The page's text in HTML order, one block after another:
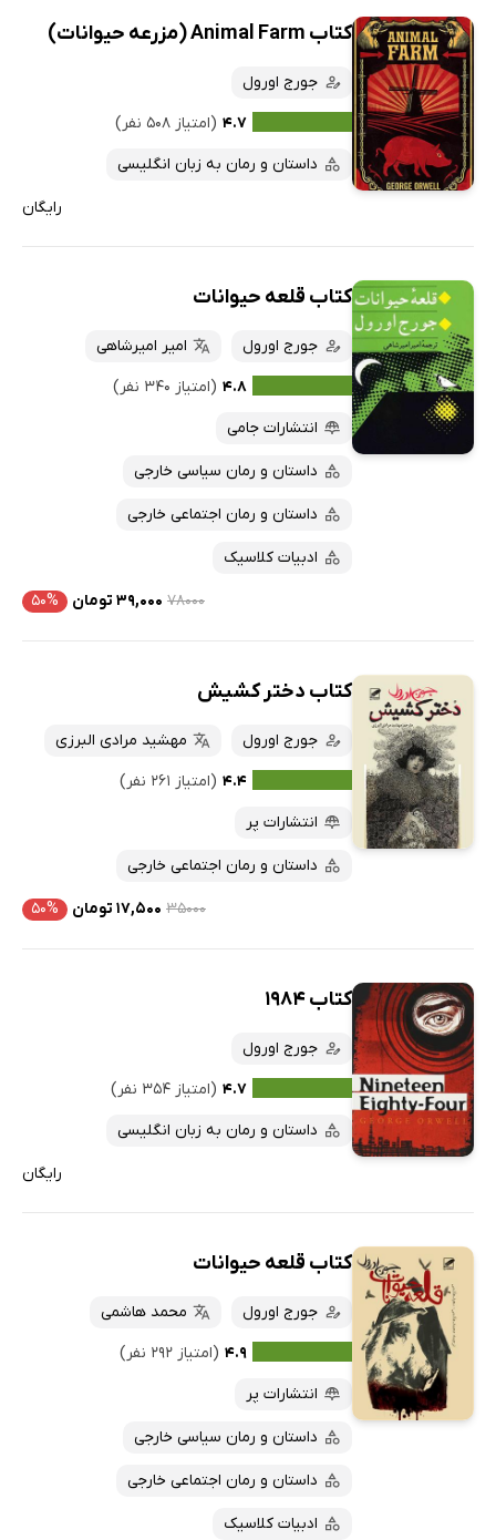
کتاب Animal Farm (مزرعه حیوانات)
جورج اورول
۴.۷ (امتیاز ۵۰۸ نفر)
داستان و رمان به زبان انگلیسی
رایگان
کتاب قلعه حیوانات
جورج اورول
امیر امیرشاهی
۴.۸ (امتیاز ۳۴۰ نفر)
انتشارات جامی
داستان و رمان سیاسی خارجی
داستان و رمان اجتماعی خارجی
ادبیات کلاسیک
۷۸۰۰۰ ۳۹,۰۰۰ تومان ۵۰%
کتاب دختر کشیش
جورج اورول
مهشید مرادی البرزی
۴.۴ (امتیاز ۲۶۱ نفر)
انتشارات پر
داستان و رمان اجتماعی خارجی
۳۵۰۰۰ ۱۷,۵۰۰ تومان ۵۰%
کتاب 1984
جورج اورول
۴.۷ (امتیاز ۳۵۴ نفر)
داستان و رمان به زبان انگلیسی
رایگان
کتاب قلعه حیوانات
جورج اورول
محمد هاشمی
۴.۹ (امتیاز ۲۹۲ نفر)
انتشارات پر
داستان و رمان سیاسی خارجی
داستان و رمان اجتماعی خارجی
ادبیات کلاسیک